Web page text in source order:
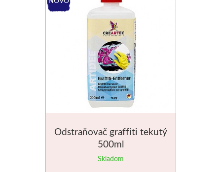
Odstraňovač graffiti tekutý
500ml
Skladom